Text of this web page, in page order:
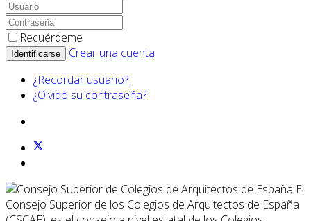
Recuérdeme
Identificarse
Crear una cuenta
¿Recordar usuario?
¿Olvidó su contraseña?
El
Consejo Superior de los Colegios de Arquitectos de España